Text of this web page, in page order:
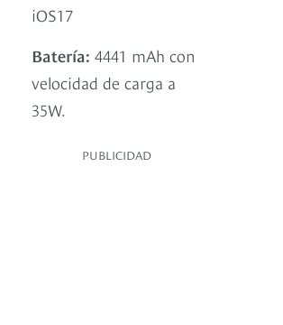
iOS17
Batería: 4441 mAh con
velocidad de carga a
35W.
PUBLICIDAD